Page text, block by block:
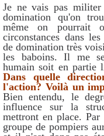
Je ne vais pas
domination qu'on
même on pourrait
circonstances dans
de domination très
les baboins. Il me
humain soit en partie
Dans quelle
l'action? Voilà un
Bien entendu, le
influence sur la
mettront en place.
groupe de pompiers